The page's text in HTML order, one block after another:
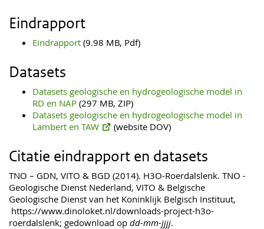
Eindrapport
Eindrapport (9.98 MB, Pdf)
Datasets
Datasets geologische en hydrogeologische model in
RD en NAP (297 MB, ZIP)
Datasets geologische en hydrogeologische model in
Lambert en TAW
(website DOV)
Citatie eindrapport en datasets
TNO – GDN, VITO & BGD (2014). H3O-Roerdalslenk. TNO -
Geologische Dienst Nederland, VITO & Belgische
Geologische Dienst van het Koninklijk Belgisch Instituut,
https://www.dinoloket.nl/downloads-project-h3o-
roerdalslenk; gedownload op dd-mm-jjjj.